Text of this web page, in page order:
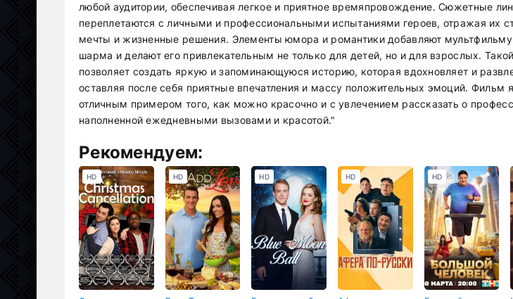
любой аудитории, обеспечивая легкое и приятное времяпровождение. Сюжетные
переплетаются с личными и профессиональными испытаниями героев, отражая их
мечты и жизненные решения. Элементы юмора и романтики добавляют мультфильму
шарма и делают его привлекательным не только для детей, но и для взрослых.
позволяет создать яркую и запоминающуюся историю, которая вдохновляет и
оставляя после себя приятные впечатления и массу положительных эмоций. Фильм
отличным примером того, как можно красочно и с увлечением рассказать о
наполненной ежедневными вызовами и красотой."
Рекомендуем:
HD HD HD HD HD